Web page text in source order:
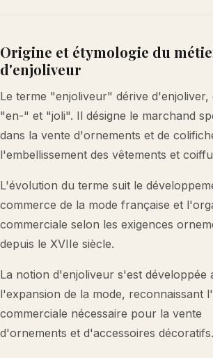
Origine et étymologie du
d'enjoliveur
Le terme "enjoliveur" dérive d'enjoliver,
"en-" et "joli". Il désigne le marchand
dans la vente d'ornements et de
l'embellissement des vêtements et
L'évolution du terme suit le
commerce de la mode française et
commerciale selon les exigences
depuis le XVIIe siècle.
La notion d'enjoliveur s'est développée
l'expansion de la mode, reconnaissant
commerciale nécessaire pour la vente
d'ornements et d'accessoires décoratifs.